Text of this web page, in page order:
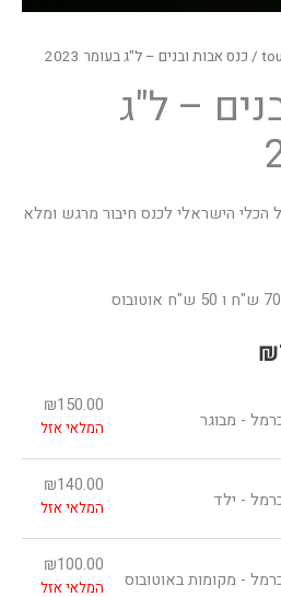
/ כנס אבות ובנים – ל"ג בעומר 2023
– ל"ג
הכלי הישראלי לכנס חיבור מרגש ומלא
₪
- מבוגר
₪150.00
המלאי אזל
- ילד
₪140.00
המלאי אזל
- מקומות באוטובוס
₪100.00
המלאי אזל